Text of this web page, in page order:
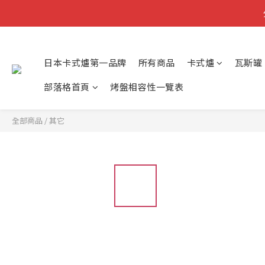
日本卡式爐第一品牌 所有商品 卡式爐
瓦斯罐
部落格首頁
烤盤相容性一覽表
全部商品 /其它